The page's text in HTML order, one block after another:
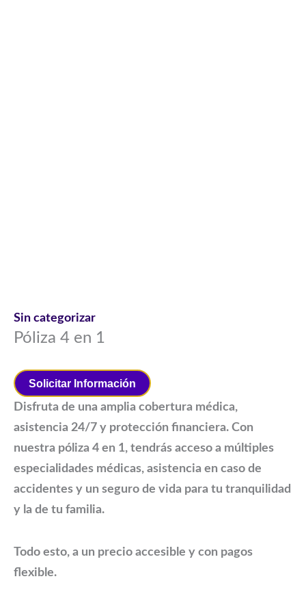
Sin categorizar
Póliza 4 en 1
Solicitar Información
Disfruta de una amplia cobertura médica,
asistencia 24/7 y protección financiera. Con
nuestra póliza 4 en 1, tendrás acceso a múltiples
especialidades médicas, asistencia en caso de
accidentes y un seguro de vida para tu tranquilidad
y la de tu familia.
Todo esto, a un precio accesible y con pagos
flexible.